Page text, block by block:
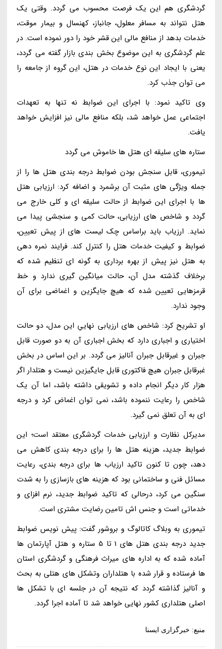
گردشگری هم این یک فرصت محسوب می گردد. وقتی یک
هتل نتواند به مسافر معلول، جانباز، کهنسال و بیمار موقت،
خدمات بدهد از منافع مالی این قشر خود را دور نموده است. در
علم گردشگری به این موضوع بخش بندی بازار گفته می گردد،
یعنی با ایجاد این نوع خدمات در هتل، این گروه از جامعه را
می توان جذب کرد.
وی تاکید نمود: با اجرای این ضوابط نه تنها به تعهدات
اجتماعی عمل خواهد شد، بلکه منافع مالی نیز افزایش خواهد
یافت.
ستاره های سلیقه ای هتل ها خاموش می گردد
تیموری، قابل سنجش بودن ضوابط درجه بندی هتل ها را از
جمله ویژگی های مثبت آن برشمرد و اضافه کرد: ارزیابی هتل
ها با اجرای این ضوابط از حالت سلیقه ای و کلی خارج می
گردد و شاخص های ارزیابی، حالت کمی و سنجشی پیدا می
نماید. ارزیاب باید براساس چک لیست های از پیش تعیین،
ضوابط و کیفیت خدمات هتل را کنترل کند. فرایند نمره دهی
به هتل نیز پیش از بهره برداری به گونه ای تنظیم شده که
برخلاف گذشته مدل آن، حالت میانگین گیری ندارد و خط
قرمزهایی تعیین شده که هیچ جایگزین و اغماضی برای آن
وجود ندارد.
او تشریح کرد: شاخص های ارزیابی نهاییِ این مدل، دو حالت
اختیاری و اجباری دارد که بخش اجباری آن به دو صورت قابل
جبران و غیرقابل جبران آنالیز می گردد. بر این اساس در بخش
غبرقابل جبران هیچ فاکتوری قابل جایگیزین نیست و هتلدار اگر
هزار کار دیگر انجام داده و تشویقی داشته باشد، اما آن یک
شاخص را رعایت ننموده باشد، نمی توان اغماض کرد و درجه
ای به آن تعلق نمی گیرد.
مدیرکل نظارت و ارزیابی خدمات گردشگری معتقد است؛ این
ضوابط جدید، هزینه هتل ها را برای درجه بندی کاهش می
دهد، چون تا کنون تاکید ارزیاب ها برای درجه بندی، رعایت
مسائل فنی و ساختمانی بود که هزینه های بازسازی را به شدت
سنگین می کرد، درحالی که تاکید ضوابط جدید، نرم افزای و
خدماتی است و جنس اش تامین رضایت مشتری است.
تیموری به وبلاگ کاتالوگ و بروشور گفت: پیش نویس ضوابط
جدید درجه بندی هتل های 1 تا 5 ستاره و هتل آپارتمان ها
آماده شده که به اداره های میراث فرهنگی و گردشگری استان
ها فرستاده و قرار شده با هتلداران وتشکل های هتلی به بحث
و آنالیز گذاشته گردد که نتیجه آن در جلسه ای با تشکل ها
اصلی هتلداری کشور نهایی خواهد شد تا آماده اجرا گردد.
منبع: خبرگزاری ایسنا